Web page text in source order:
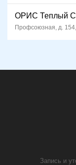
ОРИС Теплый
Профсоюзная, д. 154,
Запись и